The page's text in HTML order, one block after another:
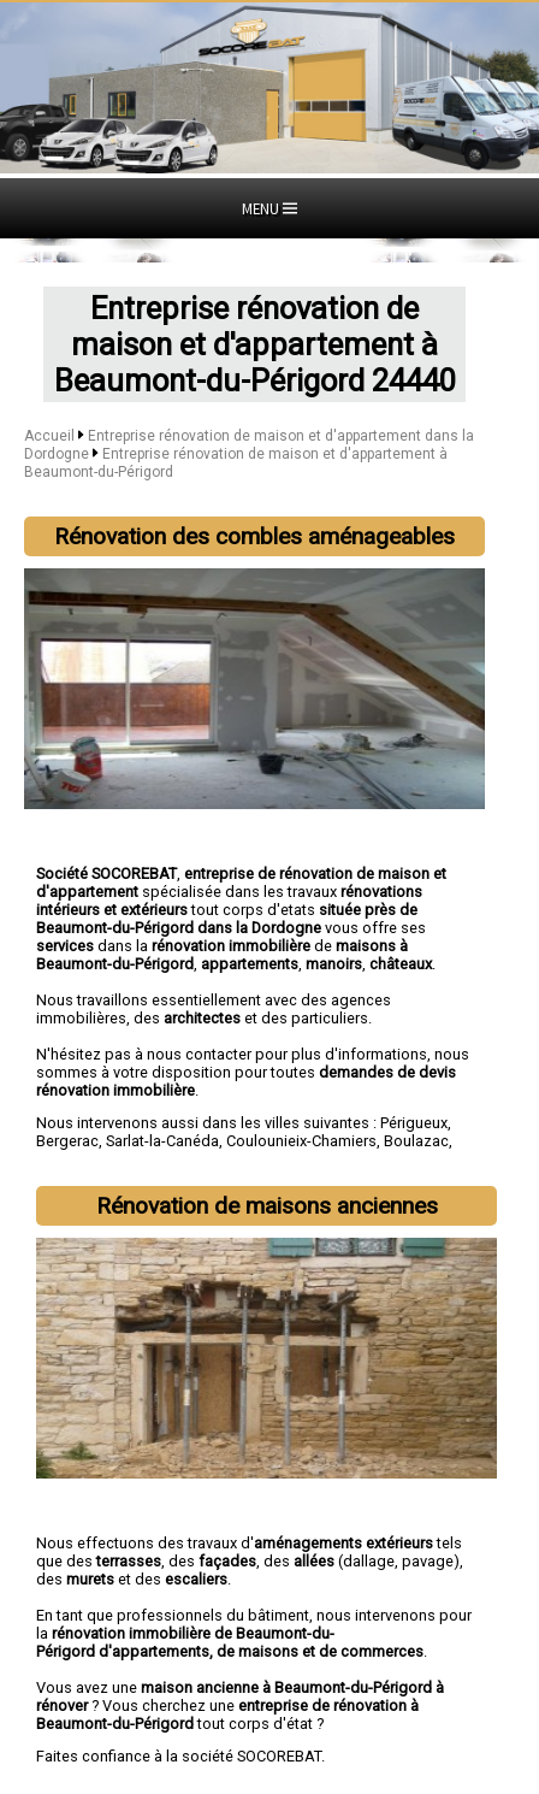
MENU
Entreprise rénovation de
maison et d'appartement à
Beaumont-du-Périgord 24440
Accueil
Entreprise rénovation de maison et d'appartement dans la
Dordogne
Entreprise rénovation de maison et d'appartement à
Beaumont-du-Périgord
Rénovation des combles aménageables
Société SOCOREBAT, entreprise de rénovation de maison et
d'appartement spécialisée dans les travaux rénovations
intérieurs et extérieurstout corps d'etats située près de
Beaumont-du-Périgord dans la Dordogne vous offre ses
services dans la rénovation immobilière de maisons à
Beaumont-du-Périgord appartements manoirs châteaux.
Nous travaillons essentiellement avec des agences
immobilières, des architectes et des particuliers.
N'hésitez pas à nous contacter pour plus d'informations, nous
sommes à votre disposition pour toutes demandes de devis
rénovation immobilière
Nous intervenons aussi dans les villes suivantes : Périgueux,
Bergerac, Sarlat-la-Canéda, Coulounieix-Chamiers, Boulazac,
Rénovation de maisons anciennes
Nous effectuons des travaux d'aménagements extérieurstels
que desterrasses , des façades , des allées (dallage, pavage),
des murets et des escaliers
En tant que professionnels du bâtiment, nous intervenons pour
la rénovation immobilière de Beaumont-du-
Périgord d'appartements, de maisons et de commerces
Vous avez une maison ancienne à Beaumont-du-Périgord à
rénover? Vous cherchez une entreprise de rénovation à
Beaumont-du-Périgordtout corps d'état ?
Faites confiance à la société SOCOREBAT.